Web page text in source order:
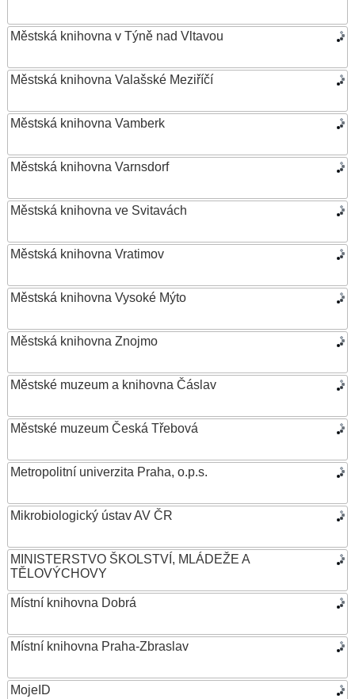
Městská knihovna v Týně nad Vltavou
Městská knihovna Valašské Meziříčí
Městská knihovna Vamberk
Městská knihovna Varnsdorf
Městská knihovna ve Svitavách
Městská knihovna Vratimov
Městská knihovna Vysoké Mýto
Městská knihovna Znojmo
Městské muzeum a knihovna Čáslav
Městské muzeum Česká Třebová
Metropolitní univerzita Praha, o.p.s.
Mikrobiologický ústav AV ČR
MINISTERSTVO ŠKOLSTVÍ, MLÁDEŽE A
TĚLOVÝCHOVY
Místní knihovna Dobrá
Místní knihovna Praha-Zbraslav
MojeID